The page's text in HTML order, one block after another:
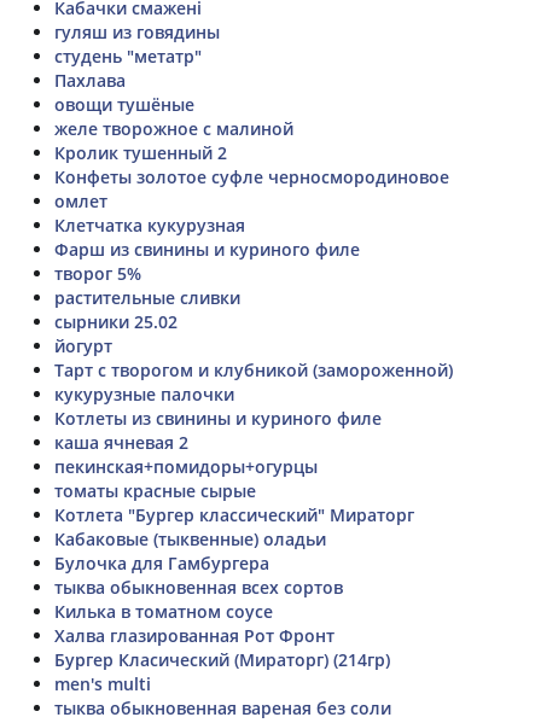
Кабачки смажені
гуляш из говядины
студень "метатр"
Пахлава
овощи тушёные
желе творожное с малиной
Кролик тушенный 2
Конфеты золотое суфле черносмородиновое
омлет
Клетчатка кукурузная
Фарш из свинины и куриного филе
творог 5%
растительные сливки
сырники 25.02
йогурт
Тарт с творогом и клубникой (замороженной)
кукурузные палочки
Котлеты из свинины и куриного филе
каша ячневая 2
пекинская+помидоры+огурцы
томаты красные сырые
Котлета "Бургер классический" Мираторг
Кабаковые (тыквенные) оладьи
Булочка для Гамбургера
тыква обыкновенная всех сортов
Килька в томатном соусе
Халва глазированная Рот Фронт
Бургер Класический (Мираторг) (214гр)
men's multi
тыква обыкновенная вареная без соли